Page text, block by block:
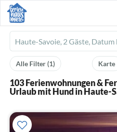
Ferienhausmiete
logo
Karte
Alle Filter(1)
103 Ferienwohnungen &
Urlaub mit Hund in Haute-